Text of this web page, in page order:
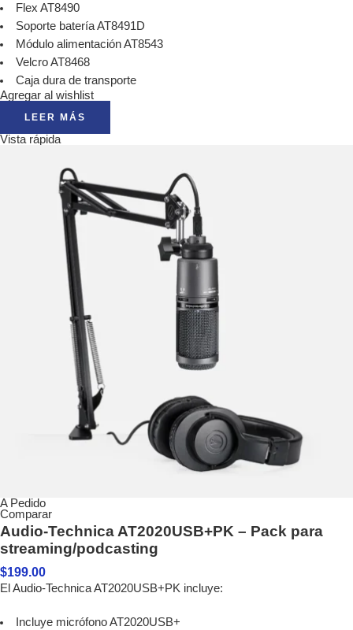
Flex AT8490
Soporte batería AT8491D
Módulo alimentación AT8543
Velcro AT8468
Caja dura de transporte
Agregar al wishlist
LEER MÁS
Vista rápida
A Pedido
Comparar
Audio-Technica AT2020USB+PK – Pack para
streaming/podcasting
$199.00
El Audio-Technica AT2020USB+PK incluye:
Incluye micrófono AT2020USB+